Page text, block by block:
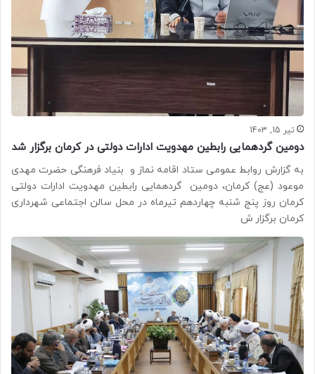
تیر 15, 1403
دومین گردهمایی رابطین مهدویت ادارات دولتی در کرمان برگزار شد
به گزارش روابط عمومی ستاد اقامه نماز و بنیاد فرهنگی حضرت مهدی
موعود (عج) کرمان، دومین گردهمایی رابطین مهدویت ادارات دولتی
کرمان روز پنج شنبه چهاردهم تیرماه در محل سالن اجتماعی شهرداری
کرمان برگزار ش